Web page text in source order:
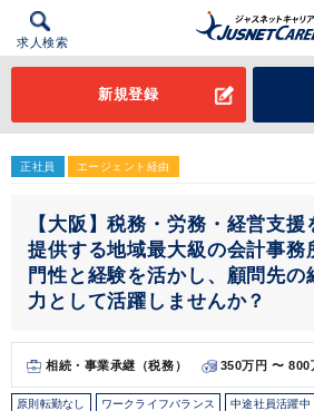
求人検索
新規登録
正社員 エージェント経由
【大阪】税務・労務・経営支
提供する地域最大級の会計事務
門性と経験を活かし、顧問先
力として活躍しませんか？
相続・事業承継（税務） 350万円 〜 800
原則転勤なし ワークライフバランス 中途社員活躍中